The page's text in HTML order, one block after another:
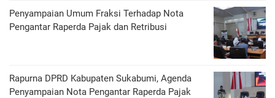
Penyampaian Umum Fraksi Terhadap Nota
Pengantar Raperda Pajak dan Retribusi
Rapurna DPRD Kabupaten Sukabumi, Agenda
Penyampaian Nota Pengantar Raperda Pajak